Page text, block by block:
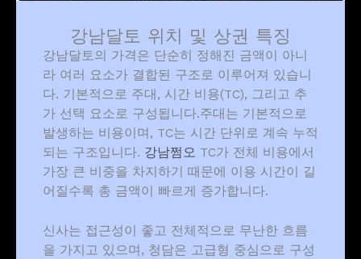
강남달토 위치 및 상권 특징
강남달토의 가격은 단순히 정해진 금액이 아니
라 여러 요소가 결합된 구조로 이루어져 있습니
다. 기본적으로 주대, 시간 비용(TC), 그리고 추
가 선택 요소로 구성됩니다.주대는 기본적으로
발생하는 비용이며, TC는 시간 단위로 계속 누적
되는 구조입니다. 강남쩜오 TC가 전체 비용에서
가장 큰 비중을 차지하기 때문에 이용 시간이 길
어질수록 총 금액이 빠르게 증가합니다.
신사는 접근성이 좋고 전체적으로 무난한 흐름
을 가지고 있으며, 청담은 고급형 중심으로 구성